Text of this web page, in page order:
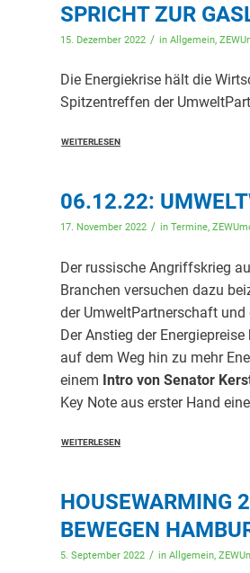
SPRICHT ZUR
15. Dezember 2022 / in Allgemein
Die Energiekrise hält die
Spitzentreffen der
WEITERLESEN
06.12.22:
17. November 2022 / in Termine,
Der russische Angriffskrieg
Branchen versuchen dazu
der UmweltPartnerschaft und
Der Anstieg der
auf dem Weg hin zu mehr
einem Intro von Senator
Key Note aus erster Hand
WEITERLESEN
HOUSEWARMING
BEWEGEN
5. September 2022 / in Allgemein,